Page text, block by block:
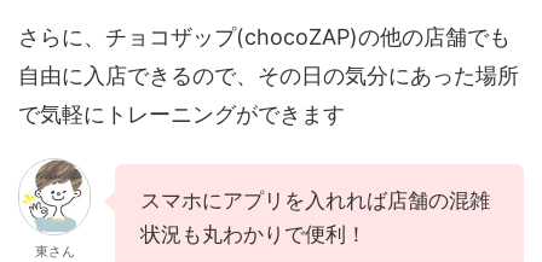
さらに、チョコザップ(chocoZAP)の他の店舗でも
自由に入店できるので、その日の気分にあった場所
で気軽にトレーニングができます
東さん
スマホにアプリを入れれば店舗の混雑
状況も丸わかりで便利！